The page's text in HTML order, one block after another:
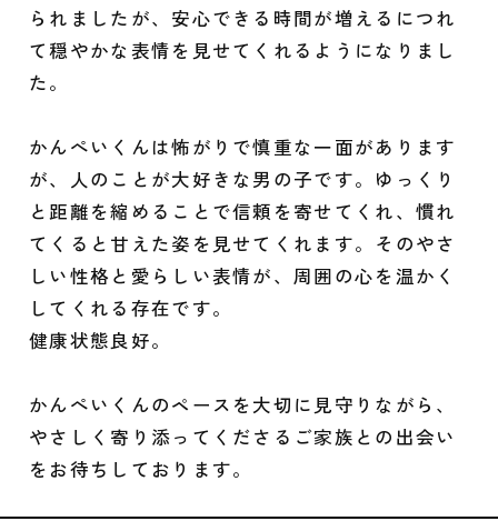
られましたが、安心できる時間が増えるにつれ
て穏やかな表情を見せてくれるようになりまし
た。
かんぺいくんは怖がりで慎重な一面があります
が、人のことが大好きな男の子です。ゆっくり
と距離を縮めることで信頼を寄せてくれ、慣れ
てくると甘えた姿を見せてくれます。そのやさ
しい性格と愛らしい表情が、周囲の心を温かく
してくれる存在です。
健康状態良好。
かんぺいくんのペースを大切に見守りながら、
やさしく寄り添ってくださるご家族との出会い
をお待ちしております。